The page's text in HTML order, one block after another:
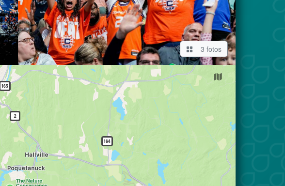
3 fotos